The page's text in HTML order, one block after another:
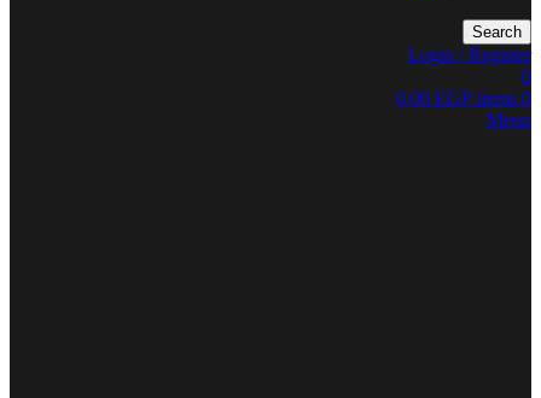
Search
Login / Register
0
0
items
0,00 EGP
Menu